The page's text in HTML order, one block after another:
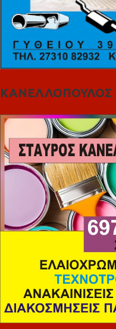
ΚΑΝΕΛΛΟΠΟΥΛΟΣ